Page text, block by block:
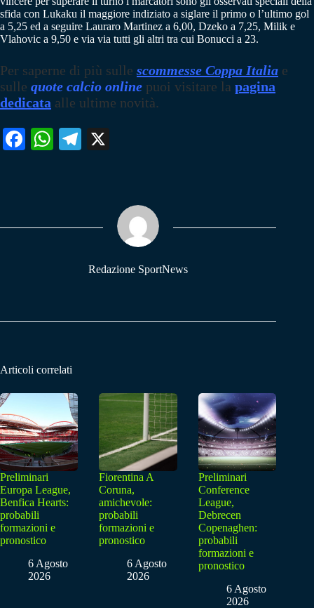
sfida con Lukaku il maggiore indiziato a siglare il primo o l’ultimo gol
a 5,25 ed a seguire Lauraro Martinez a 6,00, Dzeko a 7,25, Milik e
Vlahovic a 9,50 e via via tutti gli altri tra cui Bonucci a 23.
Per saperne di più sulle scommesse Coppa Italia e
sulle quote calcio online puoi visitare la pagina
dedicata alle ultime novità.
Fa W
pp
Te
m
Redazione SportNews
Articoli correlati
Preliminari
Europa League,
Benfica Hearts:
probabili
formazioni e
pronostico
6 Agosto
2026
Fiorentina A
Coruna,
amichevole:
probabili
formazioni e
pronostico
6 Agosto
2026
Preliminari
Conference
League,
Debrecen
Copenaghen:
probabili
formazioni e
pronostico
6 Agosto
2026